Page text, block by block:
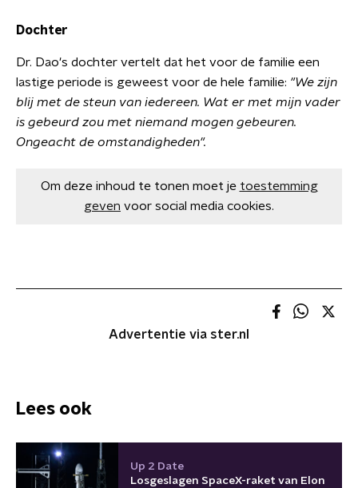
Dochter
Dr. Dao's dochter vertelt dat het voor de familie een
lastige periode is geweest voor de hele familie: "We zijn
blij met de steun van iedereen. Wat er met mijn vader
is gebeurd zou met niemand mogen gebeuren.
Ongeacht de omstandigheden".
Om deze inhoud te tonen moet je toestemming
geven voor social media cookies.
Advertentie via ster.nl
Lees ook
Up 2 Date
Losgeslagen SpaceX-raket van Elon